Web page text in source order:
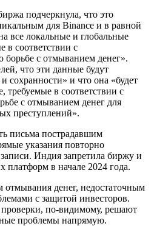
подчеркнула, что это
для Binance и в равной
все локальные и глобальные
в соответствии с
борьбе с отмыванием денег».
что эти данные будут
сохранности» и что она «будет
требуемые в соответствии с
с отмыванием денег для
преступлений».
письма пострадавшим
указания повторно
Индия запретила биржу и
платформ в начале 2024 года.
отмывания денег, недостаточным
с защитой инвесторов.
по-видимому, решают
проблемы напрямую.